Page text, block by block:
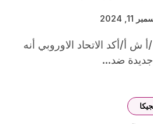
11, 2024
ضد...